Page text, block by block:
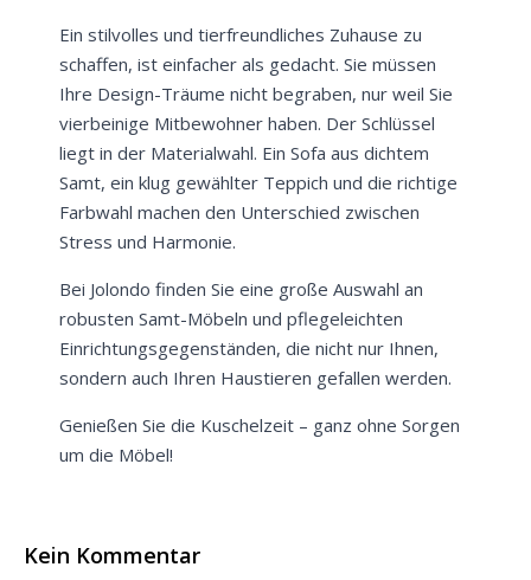
Ein stilvolles und tierfreundliches Zuhause zu
schaffen, ist einfacher als gedacht. Sie müssen
Ihre Design-Träume nicht begraben, nur weil Sie
vierbeinige Mitbewohner haben. Der Schlüssel
liegt in der Materialwahl. Ein Sofa aus dichtem
Samt, ein klug gewählter Teppich und die richtige
Farbwahl machen den Unterschied zwischen
Stress und Harmonie.
Bei Jolondo finden Sie eine große Auswahl an
robusten Samt-Möbeln und pflegeleichten
Einrichtungsgegenständen, die nicht nur Ihnen,
sondern auch Ihren Haustieren gefallen werden.
Genießen Sie die Kuschelzeit – ganz ohne Sorgen
um die Möbel!
Kein Kommentar